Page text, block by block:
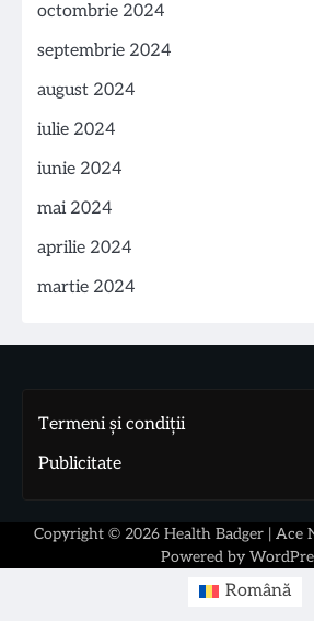
octombrie 2024
septembrie 2024
august 2024
iulie 2024
iunie 2024
mai 2024
aprilie 2024
martie 2024
Termeni și condiții
Publicitate
Copyright © 2026 Health Badger| Ace
Powered by
Română